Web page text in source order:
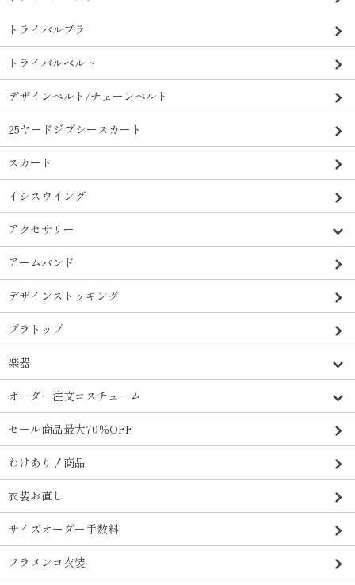
トライバルブラ
トライバルベルト
デザインベルト/チェーンベルト
25ヤードジプシースカート
スカート
イシスウイング
アクセサリー
アームバンド
デザインストッキング
ブラトップ
楽器
オーダー注文コスチューム
セール商品最大70％OFF
わけあり！商品
衣装お直し
サイズオーダー手数料
フラメンコ衣装